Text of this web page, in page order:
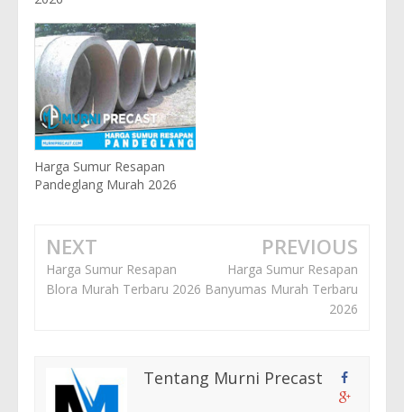
Harga Sumur Resapan
Pandeglang Murah 2026
NEXT
Harga Sumur Resapan
Blora Murah Terbaru 2026
PREVIOUS
Harga Sumur Resapan
Banyumas Murah Terbaru
2026
Tentang Murni Precast